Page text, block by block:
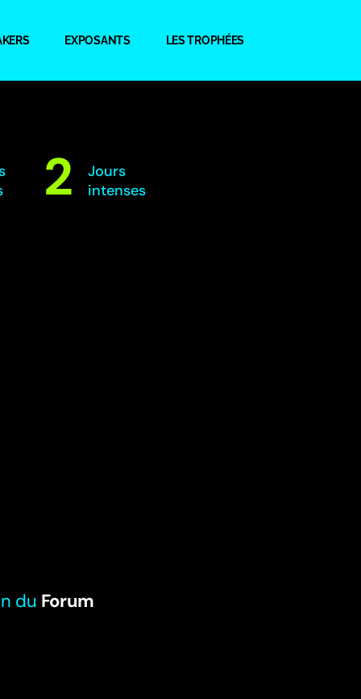
EXPOSANTS LES TROPHÉES
2
Jours
intenses
du Forum